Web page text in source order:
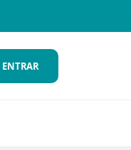
ENTRAR